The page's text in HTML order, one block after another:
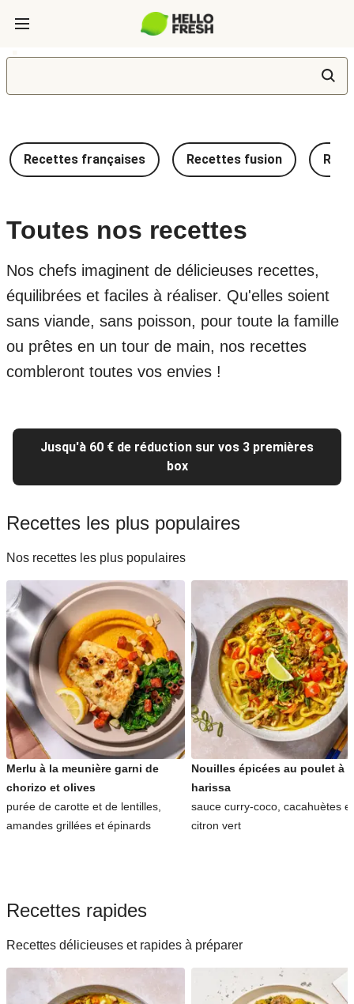
Recettes françaises Recettes fusion
Toutes nos recettes
Nos chefs imaginent de délicieuses recettes,
équilibrées et faciles à réaliser. Qu'elles soient
sans viande, sans poisson, pour toute la famille
ou prêtes en un tour de main, nos recettes
combleront toutes vos envies !
Jusqu'à 60 € de réduction sur vos 3 premières
box
Recettes les plus populaires
Nos recettes les plus populaires
Merlu à la meunière garni de
chorizo et olives
purée de carotte et de lentilles,
amandes grillées et épinards
Nouilles épicées au poulet à
harissa
sauce curry-coco, cacahuètes et
citron vert
Recettes rapides
Recettes délicieuses et rapides à préparer